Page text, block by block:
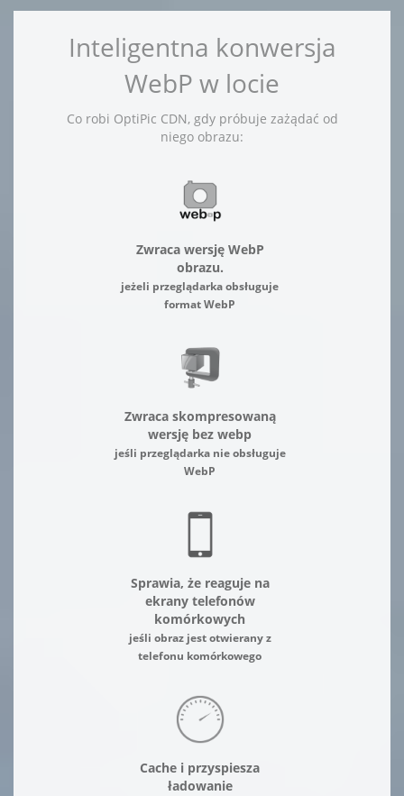
Inteligentna konwersja
WebP w locie
Co robi OptiPic CDN, gdy próbuje zażądać od
niego obrazu:
Zwraca wersję WebP
obrazu.
jeżeli przeglądarka obsługuje
format WebP
Zwraca skompresowaną
wersję bez webp
jeśli przeglądarka nie obsługuje
WebP
Sprawia, że reaguje na
ekrany telefonów
komórkowych
jeśli obraz jest otwierany z
telefonu komórkowego
Cache i przyspiesza
ładowanie